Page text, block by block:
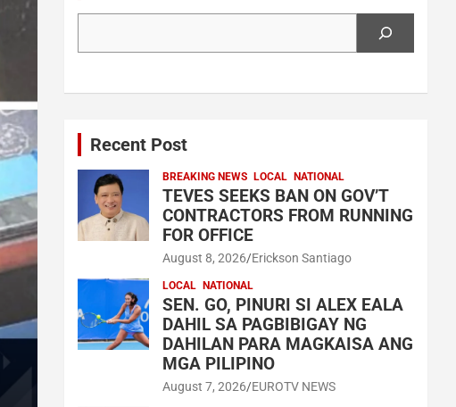
Recent Post
BREAKING NEWS LOCAL NATIONAL
TEVES SEEKS BAN ON GOV’T
CONTRACTORS FROM RUNNING
FOR OFFICE
August 8, 2026 Erickson Santiago
LOCAL NATIONAL
SEN. GO, PINURI SI ALEX EALA
DAHIL SA PAGBIBIGAY NG
DAHILAN PARA MAGKAISA ANG
MGA PILIPINO
August 7, 2026 EUROTV NEWS